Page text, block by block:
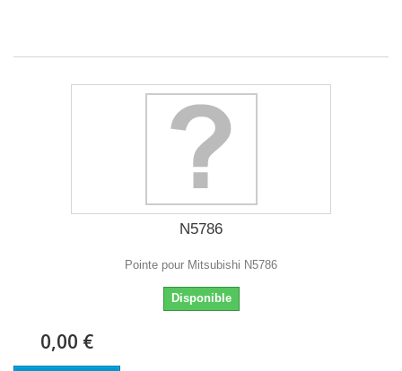
N5786
Pointe pour Mitsubishi N5786
Disponible
0,00 €